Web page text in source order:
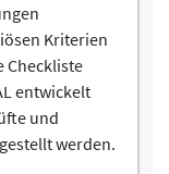
Kriterien
Checkliste
entwickelt
und
werden.